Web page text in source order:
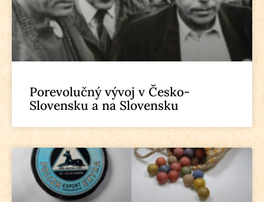
Porevolučný vývoj v Česko-
Slovensku a na Slovensku